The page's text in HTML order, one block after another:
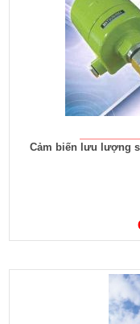
Cảm biến lưu lượng